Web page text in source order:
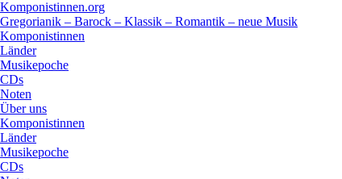
Komponistinnen.org
Gregorianik – Barock – Klassik – Romantik – neue Musik
Komponistinnen
Länder
Musikepoche
CDs
Noten
Über uns
Komponistinnen
Länder
Musikepoche
CDs